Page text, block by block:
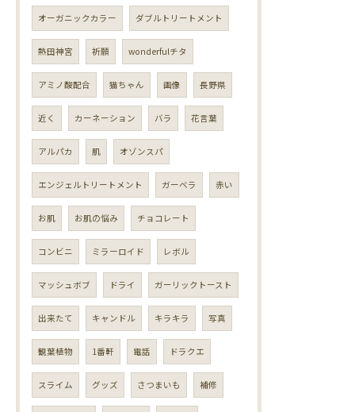
オーガニックカラー ダブルトリートメント
熱田神宮 祈願 wonderfulチタ
アミノ酸配合 猫ちゃん 画像 長野県
近く カーネーション バラ 花言葉
アルパカ 肌 オゾンスパ
エンジェルトリートメント ガーベラ 赤い
お肌 お肌の悩み チョコレート
コンビニ ミラーロイド レボル
マッシュボブ ドライ ガーリックトースト
出来たて キャンドル キラキラ 写真
観葉植物 1番軒 電話 ドラクエ
スライム グッズ さつまいも 補修